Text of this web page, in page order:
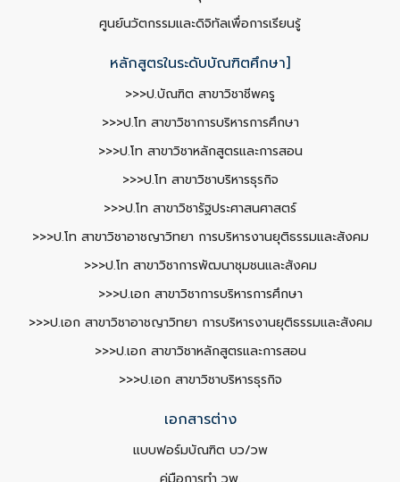
ศูนย์นวัตกรรมและดิจิทัลเพื่อการเรียนรู้
หลักสูตรในระดับบัณฑิตศึกษา]
>>>ป.บัณฑิต สาขาวิชาชีพครู
>>>ป.โท สาขาวิชาการบริหารการศึกษา
>>>ป.โท สาขาวิชาหลักสูตรและการสอน
>>>ป.โท สาขาวิชาบริหารธุรกิจ
>>>ป.โท สาขาวิชารัฐประศาสนศาสตร์
>>>ป.โท สาขาวิชาอาชญาวิทยา การบริหารงานยุติธรรมและสังคม
>>>ป.โท สาขาวิชาการพัฒนาชุมชนและสังคม
>>>ป.เอก สาขาวิชาการบริหารการศึกษา
>>>ป.เอก สาขาวิชาอาชญาวิทยา การบริหารงานยุติธรรมและสังคม
>>>ป.เอก สาขาวิชาหลักสูตรและการสอน
>>>ป.เอก สาขาวิชาบริหารธุรกิจ
เอกสารต่าง
แบบฟอร์มบัณฑิต บว/วพ